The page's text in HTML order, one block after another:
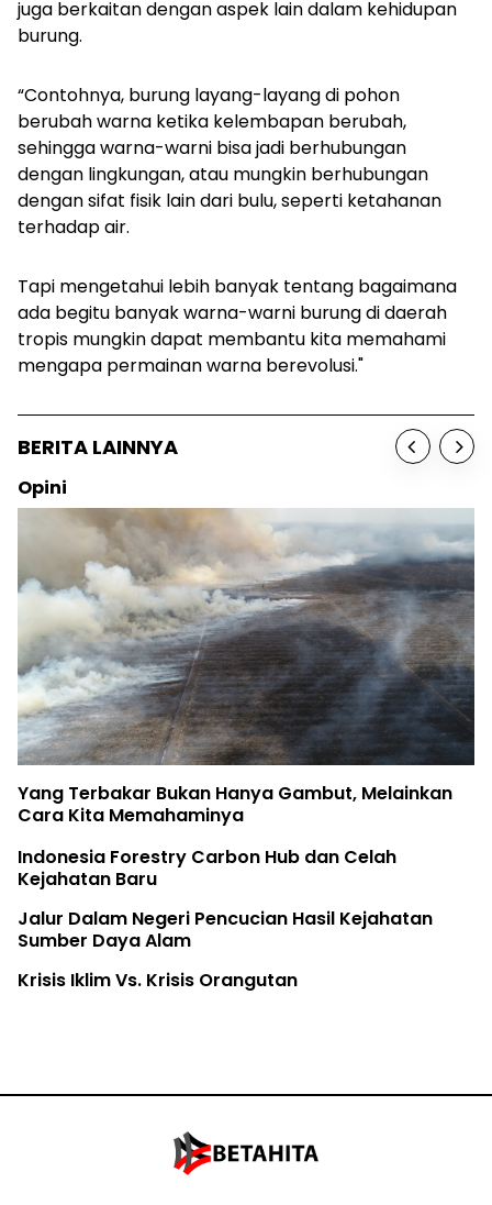
juga berkaitan dengan aspek lain dalam kehidupan
burung.
“Contohnya, burung layang-layang di pohon
berubah warna ketika kelembapan berubah,
sehingga warna-warni bisa jadi berhubungan
dengan lingkungan, atau mungkin berhubungan
dengan sifat fisik lain dari bulu, seperti ketahanan
terhadap air.
Tapi mengetahui lebih banyak tentang bagaimana
ada begitu banyak warna-warni burung di daerah
tropis mungkin dapat membantu kita memahami
mengapa permainan warna berevolusi."
BERITA LAINNYA
Opini
Yang Terbakar Bukan Hanya Gambut, Melainkan
Cara Kita Memahaminya
Indonesia Forestry Carbon Hub dan Celah
Kejahatan Baru
Jalur Dalam Negeri Pencucian Hasil Kejahatan
Sumber Daya Alam
Krisis Iklim Vs. Krisis Orangutan